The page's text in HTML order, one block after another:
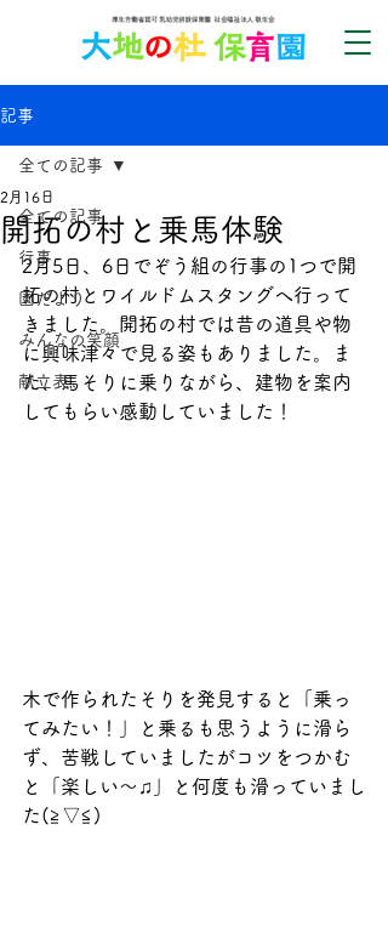
記事
全ての記事
行事
園だより
みんなの笑顔
献立表
全ての記事
開拓の村と乗馬体験
2月16日
2月5日、6日でぞう組の行事の1つで開
拓の村とワイルドムスタングへ行って
きました。開拓の村では昔の道具や物
に興味津々で見る姿もありました。ま
た、馬そりに乗りながら、建物を案内
してもらい感動していました！
木で作られたそりを発見すると「乗っ
てみたい！」と乗るも思うように滑ら
ず、苦戦していましたがコツをつかむ
と「楽しい～♫」と何度も滑っていまし
た(≧▽≦)